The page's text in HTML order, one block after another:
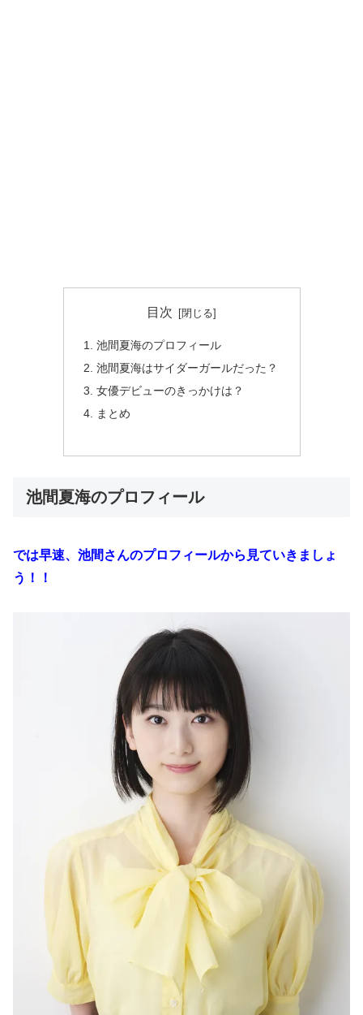
目次
池間夏海のプロフィール
池間夏海はサイダーガールだった？
女優デビューのきっかけは？
まとめ
池間夏海のプロフィール
では早速、池間さんのプロフィールから見ていきましょ
う！！